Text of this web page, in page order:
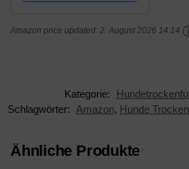
Amazon price updated: 2. August 2026 14:14
Kategorie:
Schlagwörter:
Amazon, Hunde
Ähnliche Produkte